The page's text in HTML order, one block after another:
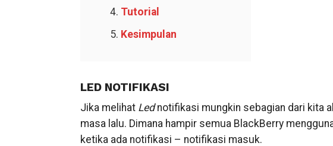
Tutorial
Kesimpulan
LED NOTIFIKASI
Jika melihat Lednotifikasi mungkin sebagian dari kita
masa lalu. Dimana hampir semua BlackBerry
ketika ada notifikasi – notifikasi masuk.